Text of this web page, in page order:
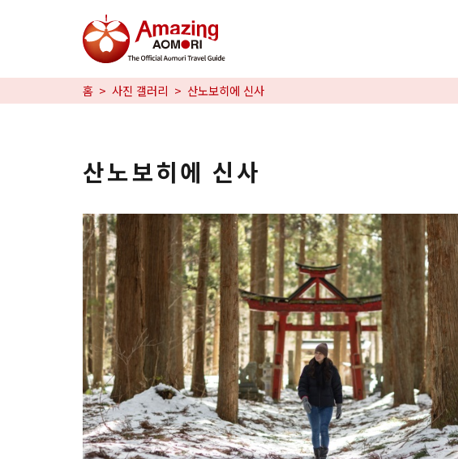
특집
즐길 거리
繁体中文
한국어
홈 사진 갤러리 산노보히에 신사
산노보히에 신사